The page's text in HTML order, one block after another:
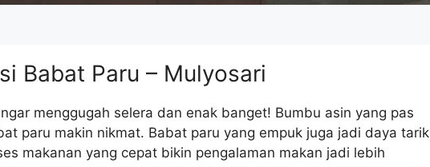
Babat Paru – Mulyosari
menggugah selera dan enak banget! Bumbu asin yang pas
paru makin nikmat. Babat paru yang empuk juga jadi daya tarik
makanan yang cepat bikin pengalaman makan jadi lebih